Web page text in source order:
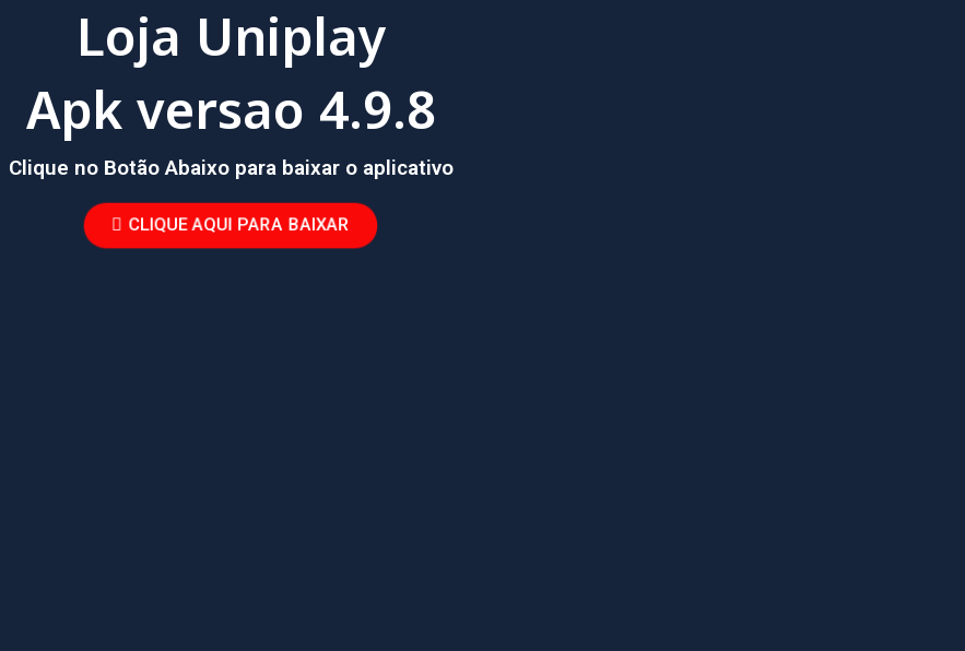
Loja Uniplay
Apk versao 4.9.8
Clique no Botão Abaixo para baixar o aplicativo
CLIQUE AQUI PARA BAIXAR